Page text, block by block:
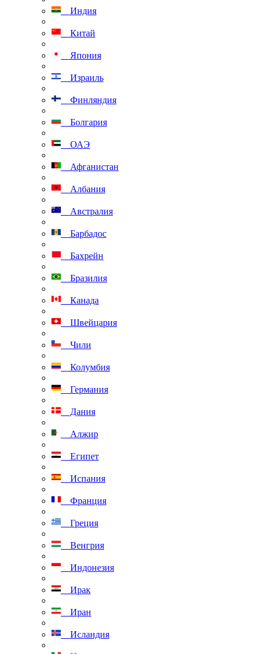
Индия
Китай
Япония
Израиль
Финляндия
Болгария
ОАЭ
Афганистан
Албания
Австралия
Барбадос
Бахрейн
Бразилия
Канада
Швейцария
Чили
Колумбия
Германия
Дания
Алжир
Египет
Испания
Франция
Греция
Венгрия
Индонезия
Ирак
Иран
Исландия